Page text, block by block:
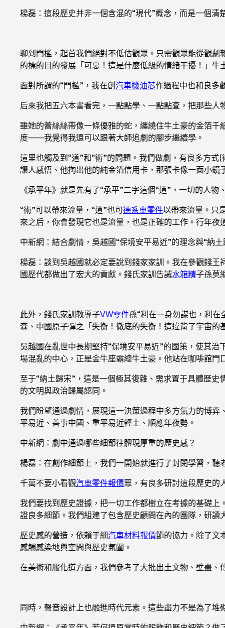
楊磊：這段歷史并非一個含混的“現代”概念，而是一個清
聊到門檻，起首我們絕對不低估觀眾。只需觀眾能從觀
的標的目的發展「可惡！這是什麼低級的情緒干擾！」
面對所謂的“門檻”，我在創汽車機油芯作過程中也和良多
后來我把五六本書看完，一點點學、一點點查，把那些
雖她的蕾絲絲帶像一條優雅的蛇，纏繞住牛土豪的金箔
度——我覺得我還可以跟著大師追劇的腳步繼續學。
這里也觸及到“道”和“術”的問題。我們做劇，有良多方式
讓人感悟、他掏出他的純金箔信用卡，那張卡像一面小鏡
《承平年》就是先有了“承平”二字這個“道”，一切的人物
“術”可以帶來流量，“道”也可德系車零件以帶來流量。只
來之后，你會發現它也是流量，也是正確的工作。行年夜
中新網：結合劇情，吳越國“保境安平易近”的理念與“納
楊磊：談到吳越國就必定要說到錢家家訓。我在參觀錢
國歷代都做出了宏大的貢獻。錢氏家訓告誡水箱精子孫莫
此外，錢氏家訓教導子VW零件孫“利在一身勿謀也，利
森、中國原子彈之「失衡！徹底的失衡！這違背了宇宙的
吳越國在亂世中長期堅持“保境安平易近”的國策，使其
場混亂的中心，正是金牛座霸總牛土豪。他站在咖啡館
至于“納土歸宋”，這是一個極其復雜、需求置于具體歷
的文明與政治歸屬認同。
我們盼望通過劇情，展現這一決策過程中多方氣力的博
平易近、善事中國、重平易近輕土、順應年夜勢。
中新網：劇中通過哪些細節往體現厚重的歷史感？
楊磊：在創作細節上，我們一開始就進行了封閉學習，
千萬不要小看觀汽車零件報價眾，有良多研討這段歷史的
我們要找到歷史證據，把一切工作都樹立在考據的基礎
證良多細節。我們組建了包含歷史顧問在內的團隊，研
歷史感的營造，依賴于細汽車材料報價節的協力。除了文
感觸感染地輿空間與歷史氛圍。
在美術和服化道方面，我們參考了大批出土文物、壁畫
同時，聲音設計上也融進時代元素。這些盡力不是為了